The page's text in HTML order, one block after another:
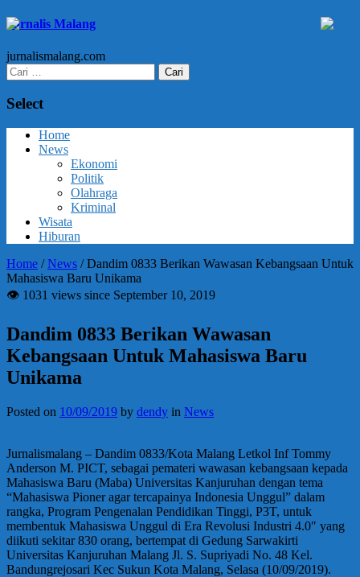
Jurnalis Malang
jurnalismalang.com
Cari
untuk:
Select
Home
News
Ekonomi
Politik
Olahraga
Kriminal
Wisata
Hiburan
Home /News /Dandim 0833 Berikan Wawasan Kebangsaan Untuk
Mahasiswa Baru Unikama
👁 1031 views since September 10, 2019
Dandim 0833 Berikan Wawasan
Kebangsaan Untuk Mahasiswa Baru
Unikama
Posted on 10/09/2019 by dendy in News
Jurnalismalang – Dandim 0833/Kota Malang Letkol Inf Tommy
Anderson M. PICT, sebagai pemateri wawasan kebangsaan kepada
Mahasiswa Baru (Maba) Universitas Kanjuruhan dengan tema
“Mahasiswa Pioner agar tercapainya Indonesia Unggul” dalam
rangka, Program Pengenalan Pendidikan Tinggi, P3T, untuk
membentuk Mahasiswa Unggul di Era Revolusi Industri 4.0″ yang
diikuti sekitar 830 orang, bertempat di Gedung Sarwakirti
Universitas Kanjuruhan Malang Jl. S. Supriyadi No. 48 Kel.
Bandungrejosari Kec Sukun Kota Malang, Selasa (10/09/2019).